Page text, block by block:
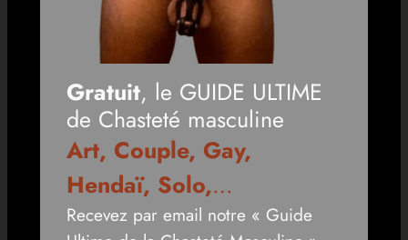
Gratuit, le GUIDE ULTIME
de Chasteté masculine
Art, Couple, Gay,
Hendaï, Solo,…
Recevez par email notre « Guide